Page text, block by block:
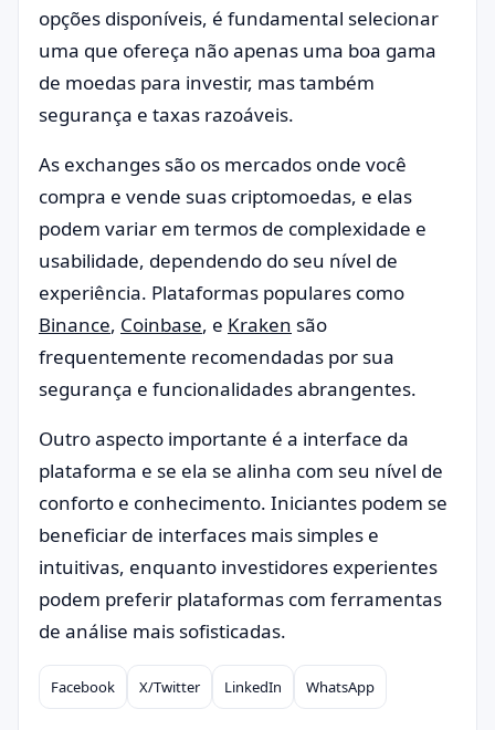
opções disponíveis, é fundamental selecionar
uma que ofereça não apenas uma boa gama
de moedas para investir, mas também
segurança e taxas razoáveis.
As exchanges são os mercados onde você
compra e vende suas criptomoedas, e elas
podem variar em termos de complexidade e
usabilidade, dependendo do seu nível de
experiência. Plataformas populares como
Binance, Coinbase, e Kraken são
frequentemente recomendadas por sua
segurança e funcionalidades abrangentes.
Outro aspecto importante é a interface da
plataforma e se ela se alinha com seu nível de
conforto e conhecimento. Iniciantes podem se
beneficiar de interfaces mais simples e
intuitivas, enquanto investidores experientes
podem preferir plataformas com ferramentas
de análise mais sofisticadas.
Compartilhar
Facebook X/Twitter LinkedIn WhatsApp